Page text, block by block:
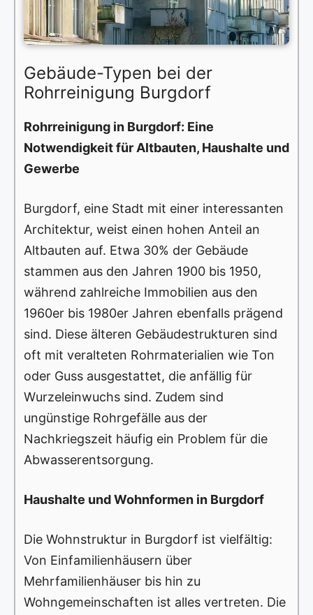
Gebäude-Typen bei der
Rohrreinigung Burgdorf
Rohrreinigung in Burgdorf: Eine
Notwendigkeit für Altbauten, Haushalte und
Gewerbe
Burgdorf, eine Stadt mit einer interessanten
Architektur, weist einen hohen Anteil an
Altbauten auf. Etwa 30% der Gebäude
stammen aus den Jahren 1900 bis 1950,
während zahlreiche Immobilien aus den
1960er bis 1980er Jahren ebenfalls prägend
sind. Diese älteren Gebäudestrukturen sind
oft mit veralteten Rohrmaterialien wie Ton
oder Guss ausgestattet, die anfällig für
Wurzeleinwuchs sind. Zudem sind
ungünstige Rohrgefälle aus der
Nachkriegszeit häufig ein Problem für die
Abwasserentsorgung.
Haushalte und Wohnformen in Burgdorf
Die Wohnstruktur in Burgdorf ist vielfältig:
Von Einfamilienhäusern über
Mehrfamilienhäuser bis hin zu
Wohngemeinschaften ist alles vertreten. Die